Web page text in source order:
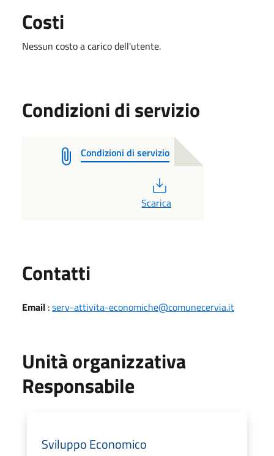
Costi
Nessun costo a carico dell'utente.
Condizioni di servizio
Condizioni di servizio
Scarica
Contatti
Email :serv-attivita-economiche@comunecervia.it
Unità organizzativa
Responsabile
Sviluppo Economico